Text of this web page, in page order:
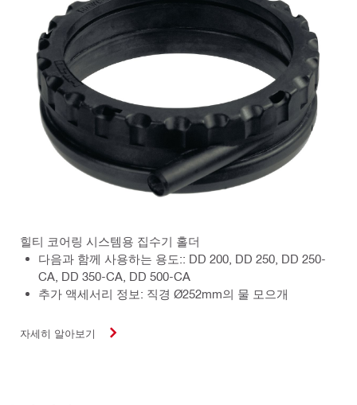
힐티 코어링 시스템용 집수기 홀더
다음과 함께 사용하는 용도:: DD 200, DD 250, DD 250-
CA, DD 350-CA, DD 500-CA
추가 액세서리 정보: 직경 Ø252mm의 물 모으개
자세히 알아보기